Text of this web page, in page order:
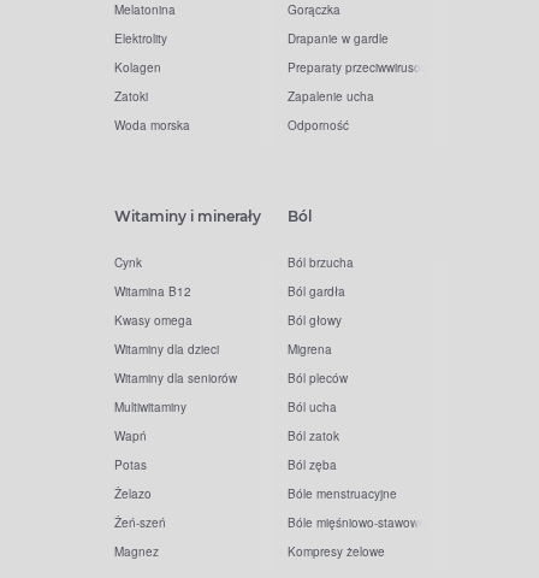
Melatonina
Elektrolity
Kolagen
Zatoki
Woda morska
Gorączka
Drapanie w gardle
Preparaty przeciwwirusowe
Zapalenie ucha
Odporność
Witaminy i minerały
Cynk
Witamina B12
Kwasy omega
Witaminy dla dzieci
Witaminy dla seniorów
Multiwitaminy
Wapń
Potas
Żelazo
Żeń-szeń
Magnez
Ból
Ból brzucha
Ból gardła
Ból głowy
Migrena
Ból pleców
Ból ucha
Ból zatok
Ból zęba
Bóle menstruacyjne
Bóle mięśniowo-stawowe
Kompresy żelowe